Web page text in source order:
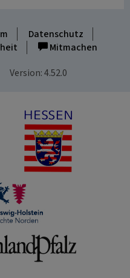
Datenschutz
Mitmachen
Version: 4.52.0